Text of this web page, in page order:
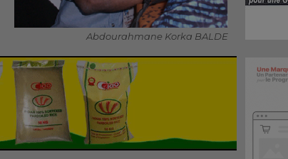
Abdourahmane Korka BALDE